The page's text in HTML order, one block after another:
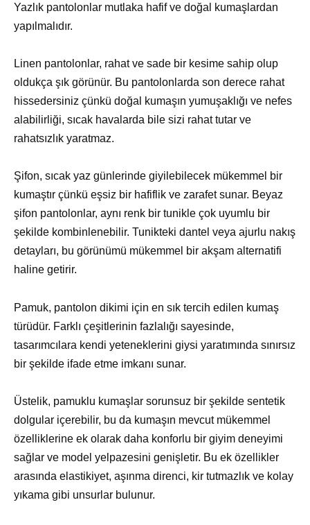
Yazlık pantolonlar mutlaka hafif ve doğal kumaşlardan
yapılmalıdır.
Linen pantolonlar, rahat ve sade bir kesime sahip olup
oldukça şık görünür. Bu pantolonlarda son derece rahat
hissedersiniz çünkü doğal kumaşın yumuşaklığı ve nefes
alabilirliği, sıcak havalarda bile sizi rahat tutar ve
rahatsızlık yaratmaz.
Şifon, sıcak yaz günlerinde giyilebilecek mükemmel bir
kumaştır çünkü eşsiz bir hafiflik ve zarafet sunar. Beyaz
şifon pantolonlar, aynı renk bir tunikle çok uyumlu bir
şekilde kombinlenebilir. Tunikteki dantel veya ajurlu nakış
detayları, bu görünümü mükemmel bir akşam alternatifi
haline getirir.
Pamuk, pantolon dikimi için en sık tercih edilen kumaş
türüdür. Farklı çeşitlerinin fazlalığı sayesinde,
tasarımcılara kendi yeteneklerini giysi yaratımında sınırsız
bir şekilde ifade etme imkanı sunar.
Üstelik, pamuklu kumaşlar sorunsuz bir şekilde sentetik
dolgular içerebilir, bu da kumaşın mevcut mükemmel
özelliklerine ek olarak daha konforlu bir giyim deneyimi
sağlar ve model yelpazesini genişletir. Bu ek özellikler
arasında elastikiyet, aşınma direnci, kir tutmazlık ve kolay
yıkama gibi unsurlar bulunur.